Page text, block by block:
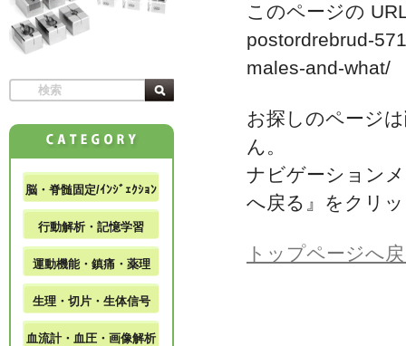
このページの
postordrebrud-
males-and-what/
お探しのページ
ん。
ナビゲーション
へ戻る』をクリ
トップページへ
脳・脊髄固定/ｲﾝｼﾞｪｸｼｮﾝ
行動解析・記憶学習
運動機能・鎮痛・薬理
生理・切片・生体信号
血流計・血圧・画像解析